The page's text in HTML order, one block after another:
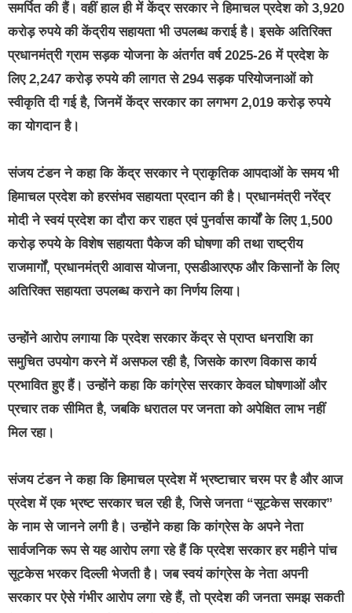
समर्पित की हैं। वहीं हाल ही में केंद्र सरकार ने हिमाचल प्रदेश को 3,920
करोड़ रुपये की केंद्रीय सहायता भी उपलब्ध कराई है। इसके अतिरिक्त
प्रधानमंत्री ग्राम सड़क योजना के अंतर्गत वर्ष 2025-26 में प्रदेश के
लिए 2,247 करोड़ रुपये की लागत से 294 सड़क परियोजनाओं को
स्वीकृति दी गई है, जिनमें केंद्र सरकार का लगभग 2,019 करोड़ रुपये
का योगदान है।
संजय टंडन ने कहा कि केंद्र सरकार ने प्राकृतिक आपदाओं के समय भी
हिमाचल प्रदेश को हरसंभव सहायता प्रदान की है। प्रधानमंत्री नरेंद्र
मोदी ने स्वयं प्रदेश का दौरा कर राहत एवं पुनर्वास कार्यों के लिए 1,500
करोड़ रुपये के विशेष सहायता पैकेज की घोषणा की तथा राष्ट्रीय
राजमार्गों, प्रधानमंत्री आवास योजना, एसडीआरएफ और किसानों के लिए
अतिरिक्त सहायता उपलब्ध कराने का निर्णय लिया।
उन्होंने आरोप लगाया कि प्रदेश सरकार केंद्र से प्राप्त धनराशि का
समुचित उपयोग करने में असफल रही है, जिसके कारण विकास कार्य
प्रभावित हुए हैं। उन्होंने कहा कि कांग्रेस सरकार केवल घोषणाओं और
प्रचार तक सीमित है, जबकि धरातल पर जनता को अपेक्षित लाभ नहीं
मिल रहा।
संजय टंडन ने कहा कि हिमाचल प्रदेश में भ्रष्टाचार चरम पर है और आज
प्रदेश में एक भ्रष्ट सरकार चल रही है, जिसे जनता “सूटकेस सरकार”
के नाम से जानने लगी है। उन्होंने कहा कि कांग्रेस के अपने नेता
सार्वजनिक रूप से यह आरोप लगा रहे हैं कि प्रदेश सरकार हर महीने पांच
सूटकेस भरकर दिल्ली भेजती है। जब स्वयं कांग्रेस के नेता अपनी
सरकार पर ऐसे गंभीर आरोप लगा रहे हैं, तो प्रदेश की जनता समझ सकती